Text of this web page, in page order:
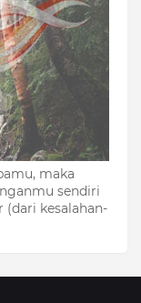
maka
sendiri
(dari kesalahan-